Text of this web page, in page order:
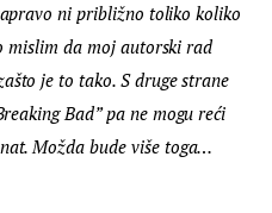
ni približno toliko koliko
da moj autorski rad
je to tako. S druge strane
Bad” pa ne mogu reći
Možda bude više toga…